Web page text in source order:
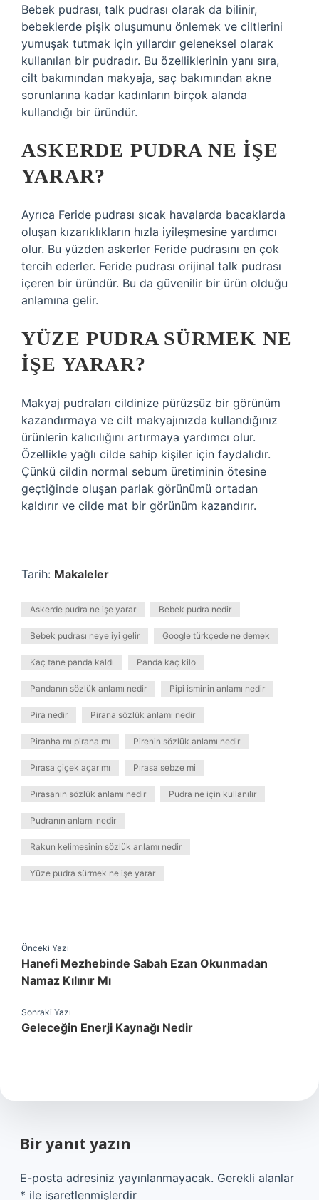
Bebek pudrası, talk pudrası olarak da bilinir,
bebeklerde pişik oluşumunu önlemek ve ciltlerini
yumuşak tutmak için yıllardır geleneksel olarak
kullanılan bir pudradır. Bu özelliklerinin yanı sıra,
cilt bakımından makyaja, saç bakımından akne
sorunlarına kadar kadınların birçok alanda
kullandığı bir üründür.
ASKERDE PUDRA NE IŞE
YARAR?
Ayrıca Feride pudrası sıcak havalarda bacaklarda
oluşan kızarıklıkların hızla iyileşmesine yardımcı
olur. Bu yüzden askerler Feride pudrasını en çok
tercih ederler. Feride pudrası orijinal talk pudrası
içeren bir üründür. Bu da güvenilir bir ürün olduğu
anlamına gelir.
YÜZE PUDRA SÜRMEK NE
IŞE YARAR?
Makyaj pudraları cildinize pürüzsüz bir görünüm
kazandırmaya ve cilt makyajınızda kullandığınız
ürünlerin kalıcılığını artırmaya yardımcı olur.
Özellikle yağlı cilde sahip kişiler için faydalıdır.
Çünkü cildin normal sebum üretiminin ötesine
geçtiğinde oluşan parlak görünümü ortadan
kaldırır ve cilde mat bir görünüm kazandırır.
Tarih: Makaleler
Askerde pudra ne işe yarar Bebek pudra nedir
Bebek pudrası neye iyi gelir Google türkçede ne demek
Kaç tane panda kaldı Panda kaç kilo
Pandanın sözlük anlamı nedir Pipi isminin anlamı nedir
Pira nedir Pirana sözlük anlamı nedir
Piranha mı pirana mı Pirenin sözlük anlamı nedir
Pırasa çiçek açar mı Pırasa sebze mi
Pırasanın sözlük anlamı nedir Pudra ne için kullanılır
Pudranın anlamı nedir
Rakun kelimesinin sözlük anlamı nedir
Yüze pudra sürmek ne işe yarar
Önceki Yazı
Hanefi Mezhebinde Sabah Ezan Okunmadan
Namaz Kılınır Mı
Sonraki Yazı
Geleceğin Enerji Kaynağı Nedir
Bir yanıt yazın
E-posta adresiniz yayınlanmayacak. Gerekli alanlar
* ile işaretlenmişlerdir